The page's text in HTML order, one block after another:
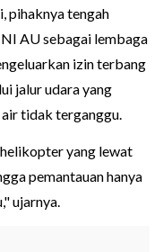
pihaknya tengah
AU sebagai lembaga
izin terbang
jalur udara yang
tidak terganggu.
yang lewat
pemantauan hanya
ujarnya.